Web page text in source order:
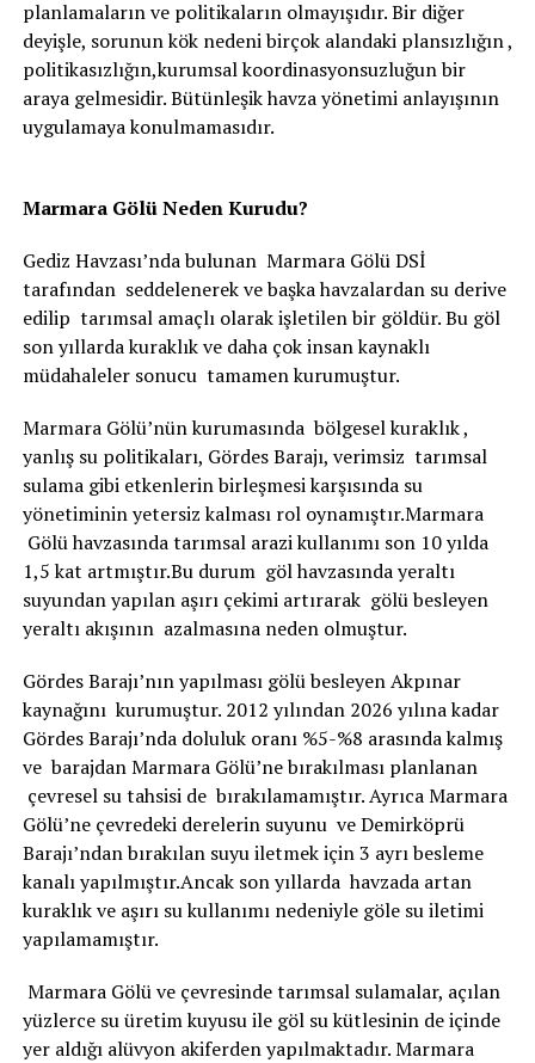
planlamaların ve politikaların olmayışıdır. Bir diğer
deyişle, sorunun kök nedeni birçok alandaki plansızlığın ,
politikasızlığın,kurumsal koordinasyonsuzluğun bir
araya gelmesidir. Bütünleşik havza yönetimi anlayışının
uygulamaya konulmamasıdır.
Marmara Gölü Neden Kurudu?
Gediz Havzası’nda bulunan Marmara Gölü DSİ
tarafından seddelenerek ve başka havzalardan su derive
edilip tarımsal amaçlı olarak işletilen bir göldür. Bu göl
son yıllarda kuraklık ve daha çok insan kaynaklı
müdahaleler sonucu tamamen kurumuştur.
Marmara Gölü’nün kurumasında bölgesel kuraklık ,
yanlış su politikaları, Gördes Barajı, verimsiz tarımsal
sulama gibi etkenlerin birleşmesi karşısında su
yönetiminin yetersiz kalması rol oynamıştır.Marmara
Gölü havzasında tarımsal arazi kullanımı son 10 yılda
1,5 kat artmıştır.Bu durum göl havzasında yeraltı
suyundan yapılan aşırı çekimi artırarak gölü besleyen
yeraltı akışının azalmasına neden olmuştur.
Gördes Barajı’nın yapılması gölü besleyen Akpınar
kaynağını kurumuştur. 2012 yılından 2026 yılına kadar
Gördes Barajı’nda doluluk oranı %5-%8 arasında kalmış
ve barajdan Marmara Gölü’ne bırakılması planlanan
çevresel su tahsisi de bırakılamamıştır. Ayrıca Marmara
Gölü’ne çevredeki derelerin suyunu ve Demirköprü
Barajı’ndan bırakılan suyu iletmek için 3 ayrı besleme
kanalı yapılmıştır.Ancak son yıllarda havzada artan
kuraklık ve aşırı su kullanımı nedeniyle göle su iletimi
yapılamamıştır.
Marmara Gölü ve çevresinde tarımsal sulamalar, açılan
yüzlerce su üretim kuyusu ile göl su kütlesinin de içinde
yer aldığı alüvyon akiferden yapılmaktadır. Marmara